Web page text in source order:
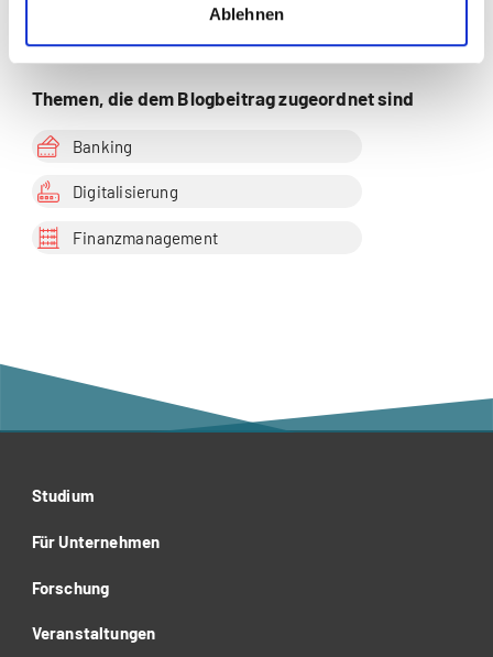
Ablehnen
Organisationsentwicklung |
Unternehmensführung |
Zur Merkliste hinzufügen
Themen, die dem Blogbeitrag zugeordnet sind
Banking
Digitalisierung
Finanzmanagement
Studium
Für Unternehmen
Forschung
Veranstaltungen